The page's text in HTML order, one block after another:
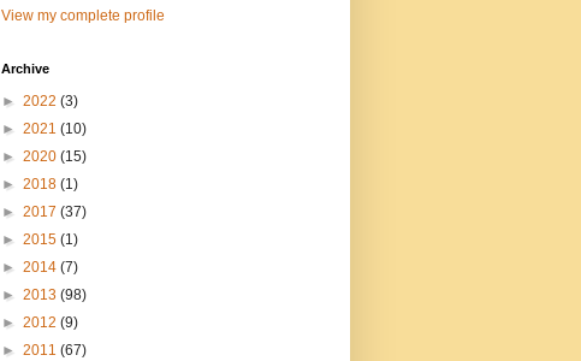
View my complete profile
Archive
► 2022 (3)
► 2021 (10)
► 2020 (15)
► 2018 (1)
► 2017 (37)
► 2015 (1)
► 2014 (7)
► 2013 (98)
► 2012 (9)
► 2011 (67)